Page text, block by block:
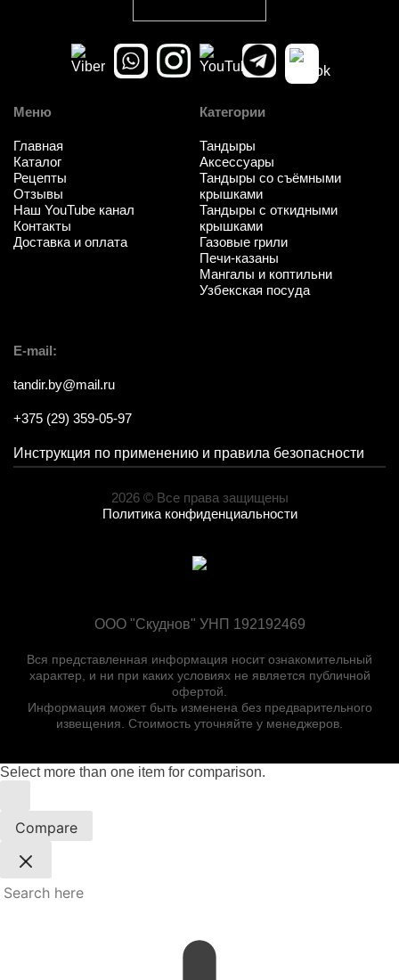
Меню
Главная
Каталог
Рецепты
Отзывы
Наш YouTube канал
Контакты
Доставка и оплата
Категории
Тандыры
Аксессуары
Тандыры со съёмными
крышками
Тандыры с откидными
крышками
Газовые грили
Печи-казаны
Мангалы и коптильни
Узбекская посуда
E-mail:
tandir.by@mail.ru
+375 (29) 359-05-97
Инструкция по применению и правила безопасности
2026 © Все права защищены
Политика конфиденциальности
ООО "Скуднов" УНП 192192469
Вся представленная информация носит ознакомительный
характер, и ни при каких условиях не является публичной
офертой.
Информация может быть изменена без предварительного
извещения. Стоимость уточняйте у менеджеров.
Select more than one item for comparison.
Compare